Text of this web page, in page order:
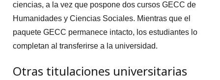
ciencias, a la vez que pospone dos cursos GECC de
Humanidades y Ciencias Sociales. Mientras que el
paquete GECC permanece intacto, los estudiantes lo
completan al transferirse a la universidad.
Otras titulaciones universitarias